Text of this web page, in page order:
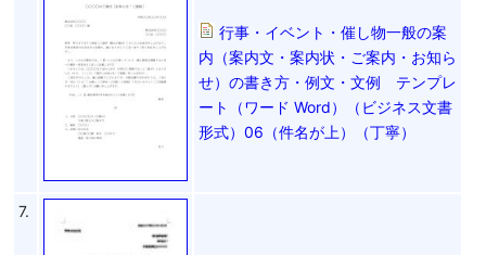
行事・イベント・催し物一般の案
内（案内文・案内状・ご案内・お知ら
せ）の書き方・例文・文例 テンプレ
ート（ワード Word）（ビジネス文書
形式）06（件名が上）（丁寧）
7.